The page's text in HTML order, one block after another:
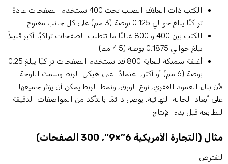
الكتب ذات الغلاف الصلب تحت 400 تستخدم الصفحات عادةً
تراكبًا يبلغ حوالي 0.125 بوصة (3 مم) على كل جانب مفتوح.
الكتب بين 400 و 800 غالبًا ما تتطلب الصفحات تراكبًا أكبر قليلاً
يبلغ حوالي 0.1875 بوصة (4.5 مم).
أغلفة سميكة للغاية 800 قد تستخدم الصفحات تراكبًا يبلغ 0.25
بوصة (6 مم) أو أكثر, اعتمادًا على هيكل الربط وسمك اللوحة.
بناء العمود الفقري, نوع الورق, ونمط الربط يمكن أن يؤثر جميعها
أبعاد الحالة النهائية, يوصى دائمًا بالتأكد من المواصفات الدقيقة
قبل بدء الإنتاج.
(التجارة الأمريكية 6″×9″, 300 الصفحات)